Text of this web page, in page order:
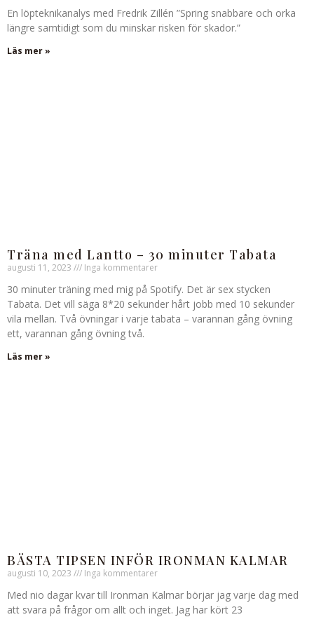
En löpteknikanalys med Fredrik Zillén ”Spring snabbare och orka
längre samtidigt som du minskar risken för skador.”
Läs mer »
Träna med Lantto – 30 minuter Tabata
augusti 11, 2023 Inga kommentarer
30 minuter träning med mig på Spotify. Det är sex stycken
Tabata. Det vill säga 8*20 sekunder hårt jobb med 10 sekunder
vila mellan. Två övningar i varje tabata – varannan gång övning
ett, varannan gång övning två.
Läs mer »
BÄSTA TIPSEN INFÖR IRONMAN KALMAR
augusti 10, 2023 Inga kommentarer
Med nio dagar kvar till Ironman Kalmar börjar jag varje dag med
att svara på frågor om allt och inget. Jag har kört 23